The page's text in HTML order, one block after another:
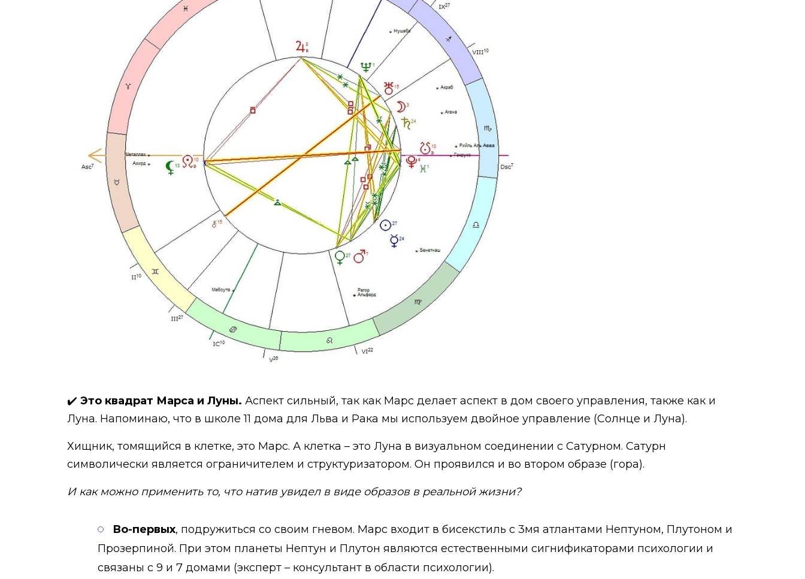
✔️ Это квадрат Марса и Луны. Аспект сильный, так как Марс делает аспект в дом своего управления, также как и
Луна. Напоминаю, что в школе 11 дома для Льва и Рака мы используем двойное управление (Солнце и Луна).
Хищник, томящийся в клетке, это Марс. А клетка – это Луна в визуальном соединении с Сатурном. Сатурн
символически является ограничителем и структуризатором. Он проявился и во втором образе (гора).
И как можно применить то, что натив увидел в виде образов в реальной жизни?
Во-первых, подружиться со своим гневом. Марс входит в бисекстиль с 3мя атлантами Нептуном, Плутоном и
Прозерпиной. При этом планеты Нептун и Плутон являются естественными сигнификаторами психологии и
связаны с 9 и 7 домами (эксперт – консультант в области психологии).